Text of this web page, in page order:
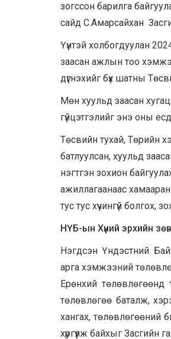
зогссон барилга
сайд С.Амарсайхан
Үүнтэй холбогдуулан
заасан ажлын тоо
дүгнэхийг бүх шатны
Мөн хуульд заасан
гүйцэтгэлийг энэ оны
Төсвийн тухай, Төрийн
батлуулсан, хуульд
нэгтгэн зохион
ажиллагаанаас хамааран
тус тус хүчингүй болгох,
НҮБ-ын Хүний эрхийн
Нэгдсэн Үндэстний
арга хэмжээний
Ерөнхий төлөвлөгөөнд
төлөвлөгөө баталж,
хангах, төлөвлөгөөний
хүргүүлж байхыг Засгийн